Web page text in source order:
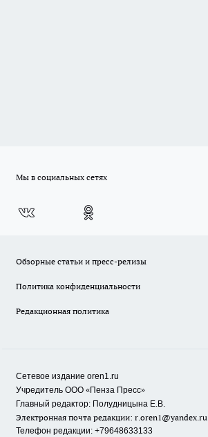
Мы в социальных сетях
Обзорные статьи и пресс-релизы
Политика конфиденциальности
Редакционная политика
Сетевое издание oren1.ru
Учредитель ООО «Пенза Пресс»
Главный редактор: Полудницына Е.В.
Электронная почта редакции: r.oren1@yandex.ru
Телефон редакции: +79648633133